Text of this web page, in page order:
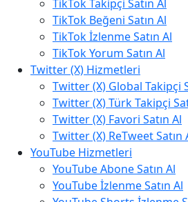
TikTok Takipçi Satın Al
TikTok Beğeni Satın Al
TikTok İzlenme Satın Al
TikTok Yorum Satın Al
Twitter (X) Hizmetleri
Twitter (X) Global Takipçi
Twitter (X) Türk Takipçi
Twitter (X) Favori Satın Al
Twitter (X) ReTweet Satın
YouTube Hizmetleri
YouTube Abone Satın Al
YouTube İzlenme Satın Al